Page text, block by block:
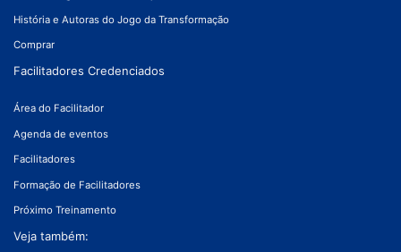
História e Autoras do Jogo da Transformação
Comprar
Facilitadores Credenciados
Área do Facilitador
Agenda de eventos
Facilitadores
Formação de Facilitadores
Próximo Treinamento
Veja também: